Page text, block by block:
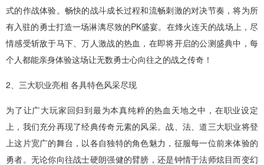
式的作战体验。畅快的战斗成长过程和流畅刺激的对决节奏，将为所
有入驻的勇士打造一场淋漓尽致的PK盛宴。在烽火连天的战场上，尽
情感受斩敌于马下、万人激战的热血，在即将开启的公测盛典中，每
个人都能亲身体验这场让无数勇士心向往之的战之传奇！
2、三大职业亮相 各具特色风采尽现
为了让广大玩家回归到最为本真纯粹的热血天地之中，在职业设定
上，我们充分再现了经典传奇元素的风采。战、法、道三大职业将登
上这片宽广的舞台，以各自独特的角色魅力，征服每一位前来体验的
勇者。无论你向往战士硬朗强健的臂膀，还是钟情于法师炫目而变幻